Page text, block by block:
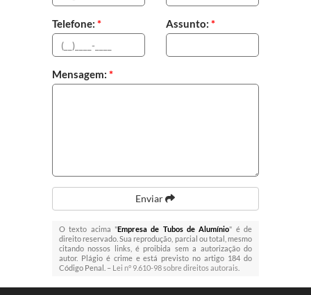
Telefone: * Assunto: *
Mensagem: *
Enviar
O texto acima "Empresa de Tubos de Alumínio" é de
direito reservado. Sua reprodução, parcial ou total, mesmo
citando nossos links, é proibida sem a autorização do
autor. Plágio é crime e está previsto no artigo 184 do
Código Penal. – Lei n° 9.610-98 sobre direitos autorais.